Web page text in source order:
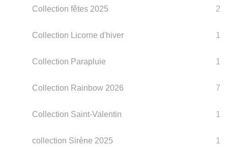
Collection fêtes 2025 2
Collection Licorne d'hiver 1
Collection Parapluie 1
Collection Rainbow 2026 7
Collection Saint-Valentin 1
collection Sirène 2025 1